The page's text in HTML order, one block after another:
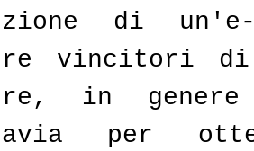
di
vincitori
in
per